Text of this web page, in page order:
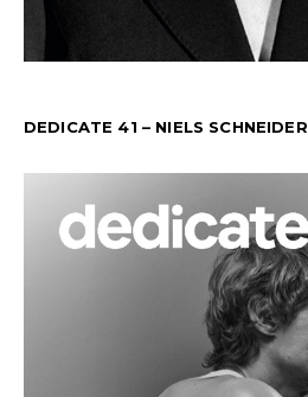
DEDICATE 41 – NIELS SCHNEIDER